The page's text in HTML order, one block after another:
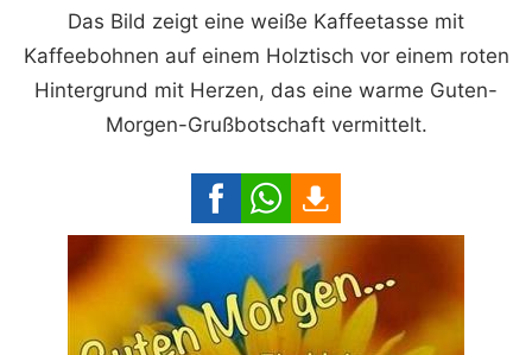
Das Bild zeigt eine weiße Kaffeetasse mit
Kaffeebohnen auf einem Holztisch vor einem roten
Hintergrund mit Herzen, das eine warme Guten-
Morgen-Grußbotschaft vermittelt.